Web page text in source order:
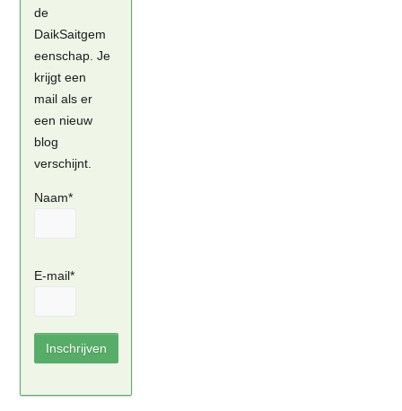
de
DaikSaitgem
eenschap. Je
krijgt een
mail als er
een nieuw
blog
verschijnt.
Naam*
E-mail*